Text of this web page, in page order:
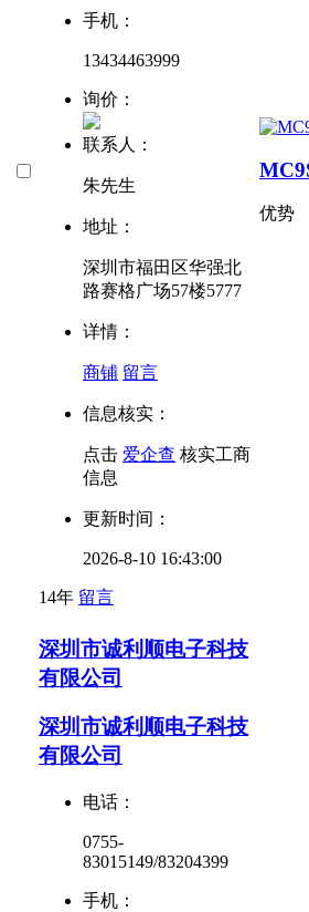
手机：
13434463999
询价：
联系人：
朱先生
地址：
深圳市福田区华强北
路赛格广场57楼5777
详情：
商铺 留言
信息核实：
点击 爱企查 核实工商
信息
更新时间：
2026-8-10 16:43:00
14年 留言
优势
深圳市诚利顺电子科技
有限公司
深圳市诚利顺电子科技
有限公司
电话：
0755-
83015149/83204399
手机：